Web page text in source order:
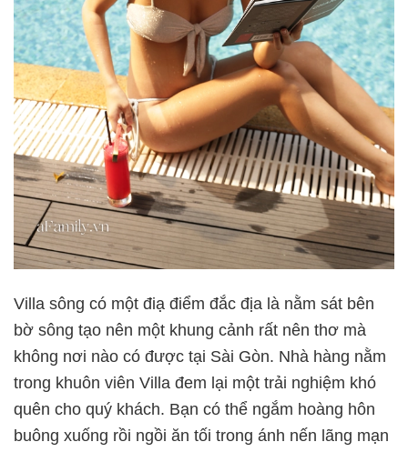
Villa sông có một điạ điểm đắc địa là nằm sát bên
bờ sông tạo nên một khung cảnh rất nên thơ mà
không nơi nào có được tại Sài Gòn. Nhà hàng nằm
trong khuôn viên Villa đem lại một trải nghiệm khó
quên cho quý khách. Bạn có thể ngắm hoàng hôn
buông xuống rồi ngồi ăn tối trong ánh nến lãng mạn